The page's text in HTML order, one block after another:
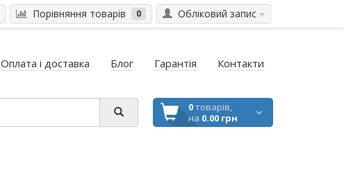
Обліковий запис
Порівняння товарів 0
Оплата і доставка Блог Гарантія Контакти
0товарів,
на 0.00 грн